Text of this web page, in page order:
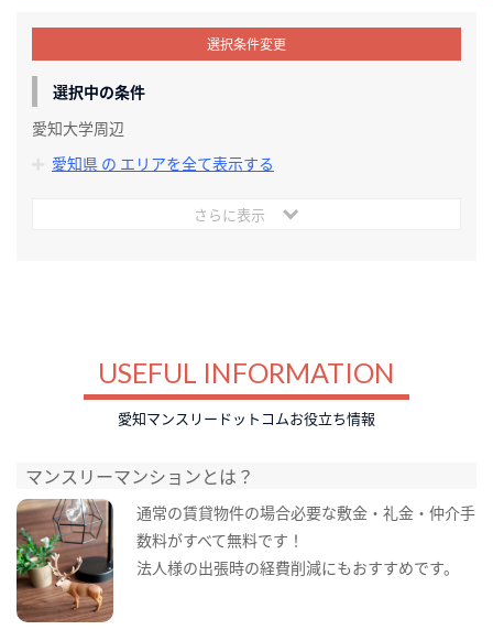
選択条件変更
選択中の条件
愛知大学周辺
愛知県 の エリアを全て表示する
さらに表示
USEFUL INFORMATION
愛知マンスリードットコムお役立ち情報
マンスリーマンションとは？
通常の賃貸物件の場合必要な敷金・礼金・仲介手
数料がすべて無料です！
法人様の出張時の経費削減にもおすすめです。